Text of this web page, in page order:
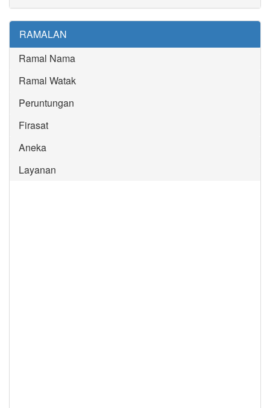
RAMALAN
Ramal Nama
Ramal Watak
Peruntungan
Firasat
Aneka
Layanan